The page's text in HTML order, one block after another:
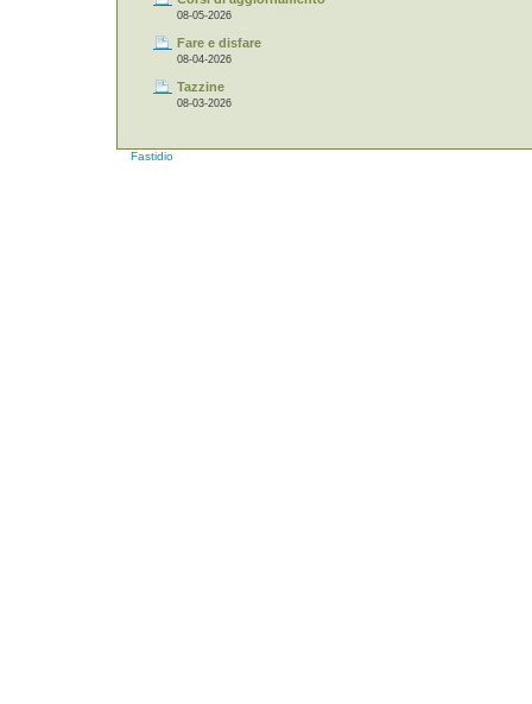
08-05-2026
Fare e disfare
08-04-2026
Tazzine
08-03-2026
Fastidio